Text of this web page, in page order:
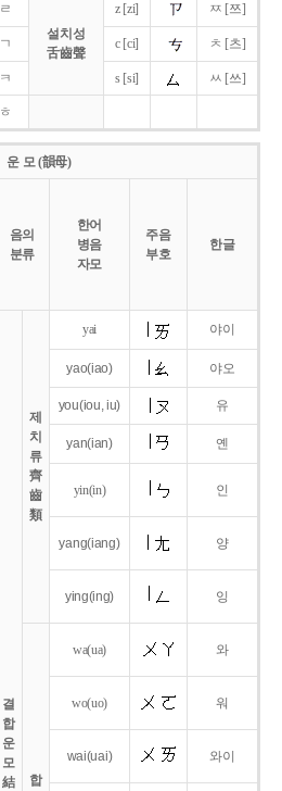
ㄹ
설치성
舌齒聲
z [zi] ㅉ [쯔]
ㄱ c [ci] ㅊ [츠]
ㅋ s [si] ㅆ [쓰]
ㅎ
운 모 (韻母)
음의
분류
한어
병음
자모
주음
부호
한글
결
합
운
모
結
제
치
류
齊
齒
類
yai 야이
yao(iao) 야오
you(iou,iu) 유
yan(ian) 옌
yin(in) 인
yang(iang) 양
ying(ing) 잉
합
wa(ua) 와
wo(uo) 워
wai(uai) 와이